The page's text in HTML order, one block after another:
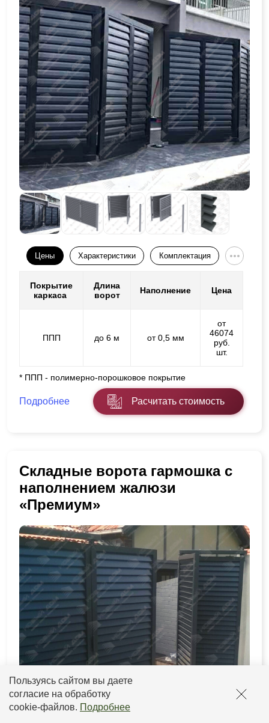
Пользуясь сайтом вы даете
согласие на обработку
cookie-файлов. Подробнее
Цены Характеристики Комплектация
Покрытие
каркаса
Длина
ворот
Наполнение Цена
ППП до 6 м от 0,5 мм
от
46074
руб.
шт.
* ППП - полимерно-порошковое покрытие
Подробнее Расчитать стоимость
Складные ворота гармошка с
наполнением жалюзи
«Премиум»